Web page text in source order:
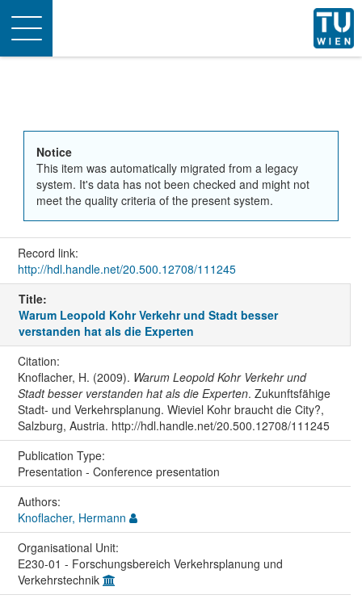
Toggle
navigation
Notice
This item was automatically migrated from a legacy
system. It's data has not been checked and might not
meet the quality criteria of the present system.
Record link:
http://hdl.handle.net/20.500.12708/111245
Title:
Warum Leopold Kohr Verkehr und Stadt besser
verstanden hat als die Experten
Citation:
Knoflacher, H. (2009). Warum Leopold Kohr Verkehr und
Stadt besser verstanden hat als die Experten. Zukunftsfähige
Stadt- und Verkehrsplanung. Wieviel Kohr braucht die City?,
Salzburg, Austria. http://hdl.handle.net/20.500.12708/111245
Publication Type:
Presentation - Conference presentation
Authors:
Knoflacher, Hermann
Organisational Unit:
E230-01 - Forschungsbereich Verkehrsplanung und
Verkehrstechnik